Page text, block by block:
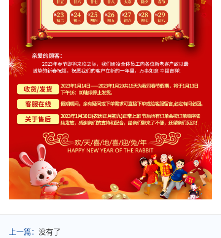
上一篇： 没有了